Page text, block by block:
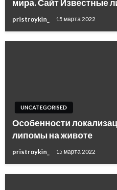
мира. Сайт Известные
pristroykin_ 15 марта 2022
UNCATEGORISED
Особенности
липомы на животе
pristroykin_ 15 марта 2022